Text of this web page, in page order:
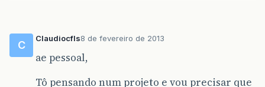
C
Claudiocfls8 de fevereiro de 2013
ae pessoal,
Tô pensando num projeto e vou precisar que